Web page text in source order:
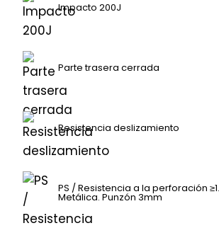
Impacto 200J
Parte trasera cerrada
Resistencia deslizamiento
PS / Resistencia a la perforación
Metálica. Punzón 3mm